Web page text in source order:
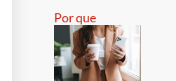
Por que